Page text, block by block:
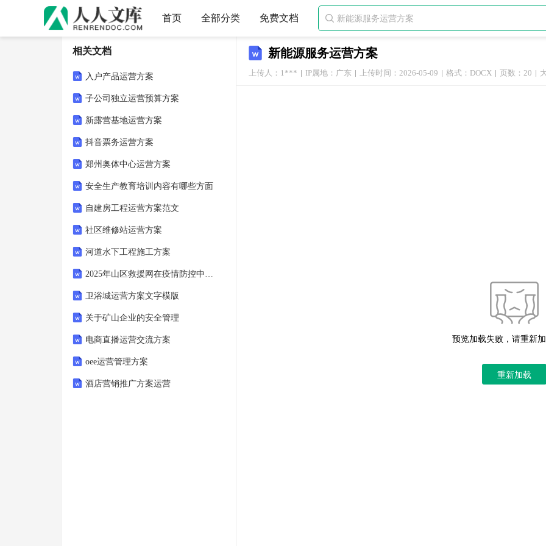
首页 全部分类 免费文档 
新能源服务运营方案
上传人：1*** IP属地：广东 上传时间：2026-05-09 格式：DOCX 页数：20
预览加载失败，请重新
重新加载
相关文档
入户产品运营方案
子公司独立运营预算方案
新露营基地运营方案
抖音票务运营方案
郑州奥体中心运营方案
安全生产教育培训内容有哪些方面
自建房工程运营方案范文
社区维修站运营方案
河道水下工程施工方案
2025年山区救援网在疫情防控中的角色与作用分析报告
卫浴城运营方案文字模版
关于矿山企业的安全管理
电商直播运营交流方案
oee运营管理方案
酒店营销推广方案运营